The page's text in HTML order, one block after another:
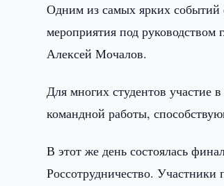
Одним из самых ярких
мероприятия под руководством
Алексей Мочалов.
Для многих студентов участие
командной работы,
В этот же день состоялась
Россотрудничество. Участники